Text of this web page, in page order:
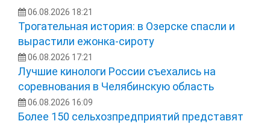
06.08.2026 18:21
Трогательная история: в Озерске спасли и
вырастили ежонка‑сироту
06.08.2026 17:21
Лучшие кинологи России съехались на
соревнования в Челябинскую область
06.08.2026 16:09
Более 150 сельхозпредприятий представят